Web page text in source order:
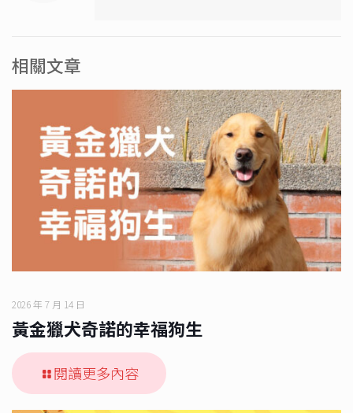
相關文章
2026 年 7 月 14 日
黃金獵犬奇諾的幸福狗生
閱讀更多內容